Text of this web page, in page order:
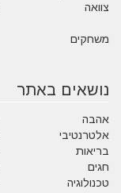
צוואה
משחקים
נושאים באתר
אהבה
אלטרנטיבי
בריאות
חגים
טכנולוגיה